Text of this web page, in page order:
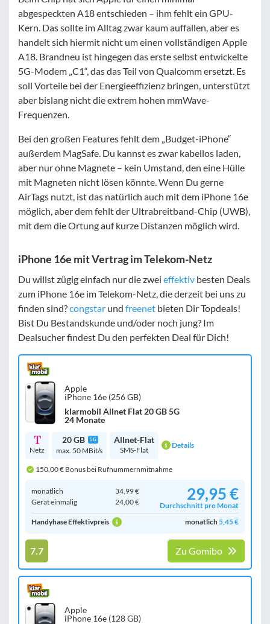
abgespeckten A18 entschieden – ihm fehlt ein GPU-
Kern. Das sollte im Alltag zwar kaum auffallen, aber es
handelt sich hiermit nicht um einen vollständigen Apple
A18. Brandneu ist hingegen das erste selbst entwickelte
5G-Modem „C1“, das das Teil von Qualcomm ersetzt. Es
soll Vorteile bei der Energieeffizienz bringen, unterstützt
aber bislang nicht die extrem hohen mmWave-
Frequenzen.
Bei den großen Features fehlt dem „Budget-iPhone“
außerdem MagSafe. Du kannst es zwar kabellos laden,
aber nur ohne Magnete – kein Umstand, den eine Hülle
mit Magneten nicht lösen könnte. Wenn Du gerne
AirTags nutzt, ist das natürlich auch mit dem iPhone 16e
möglich, aber dem fehlt der Ultrabreitband-Chip (UWB),
mit dem die Ortung auf kurze Distanzen möglich wird.
iPhone 16e mit Vertrag im Telekom-Netz
Du willst zügig einfach nur die zwei effektiv besten Deals
zum iPhone 16e im Telekom-Netz, die derzeit bei uns zu
finden sind?congstar und freenet bieten Dir Topdeals!
Bist Du Bestandskunde und/oder noch jung? Im
Dealsucher findest Du den perfekten Deal für Dich!
Apple
iPhone 16e (256 GB)
klarmobil Allnet Flat 20 GB 5G
24 Monate
Netz
20 GB 5G
max. 50 MBit/s
Allnet-Flat
SMS-Flat Details
150,00 € Bonus bei Rufnummernmitnahme
monatlich
34,99 €
Gerät einmalig
24,00 € 29,95 €
Durchschnitt pro Monat
Handyhase Effektivpreis
monatlich5,45 €
7.7 Zu Gomibo
Apple
iPhone 16e (128 GB)